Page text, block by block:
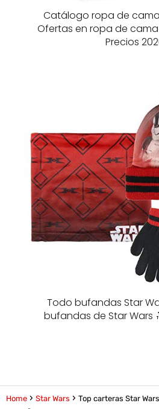
Catálogo ropa de
Ofertas en ropa de cama
Precios
Todo bufandas Star
bufandas de Star Wars
Home Star Wars
Top carteras Star